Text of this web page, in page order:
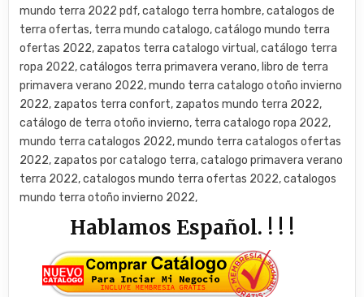
mundo terra 2022 pdf, catalogo terra hombre, catalogos de
terra ofertas, terra mundo catalogo, catálogo mundo terra
ofertas 2022, zapatos terra catalogo virtual, catálogo terra
ropa 2022, catálogos terra primavera verano, libro de terra
primavera verano 2022, mundo terra catalogo otoño invierno
2022, zapatos terra confort, zapatos mundo terra 2022,
catálogo de terra otoño invierno, terra catalogo ropa 2022,
mundo terra catalogos 2022, mundo terra catalogos ofertas
2022, zapatos por catalogo terra, catalogo primavera verano
terra 2022, catalogos mundo terra ofertas 2022, catalogos
mundo terra otoño invierno 2022,
Hablamos Español. ! ! !